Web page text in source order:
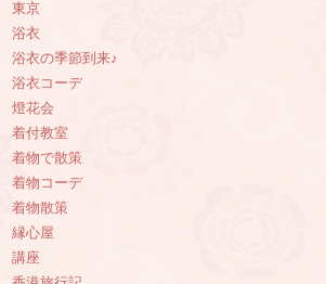
東京
浴衣
浴衣の季節到来♪
浴衣コーデ
燈花会
着付教室
着物で散策
着物コーデ
着物散策
縁心屋
講座